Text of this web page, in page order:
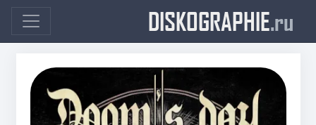
DISKOGRAPHIE.ru